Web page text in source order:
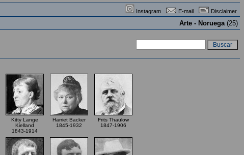
Instagram E-mail Disclaimer
Arte - Noruega(25)
Kitty Lange
Kielland
1843-1914
Harriet Backer
1845-1932
Frits Thaulow
1847-1906